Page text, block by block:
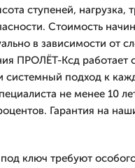
ступеней, нагрузка,
Стоимость
в зависимости от
ПРОЛЁТ-Ксд работает
системный подход к
не менее 10
Гарантия на
ключ требуют